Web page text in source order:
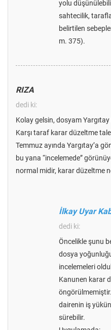
yolu
sahtecilik,
belirtilen
m. 375).
RIZA
dedi ki:
Kolay gelsin, dosyam
Karşı taraf karar düzeltme
Temmuz ayında Yargıtay’a
bu yana “incelemede”
normal midir, karar düzeltme
İlkay Uyar
dedi ki:
Öncelikle şunu
dosya
incelemeleri
Kanunen karar
dairenin iş
sürebilir.